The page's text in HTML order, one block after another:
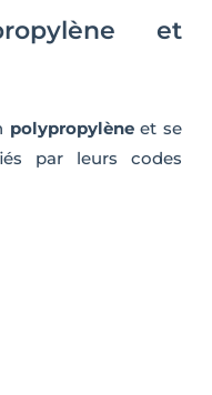
et
polypropylèneet se
par leurs codes